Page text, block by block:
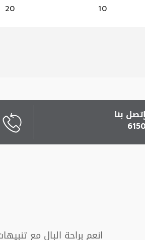
10
20
إتصل بنا
6150
انعم براحة البال مع